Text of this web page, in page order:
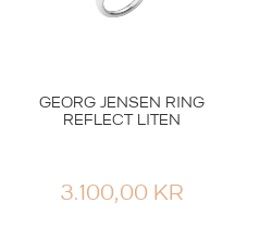
MINI
GEORG JENSEN RING
REFLECT LITEN
3.100,00 KR